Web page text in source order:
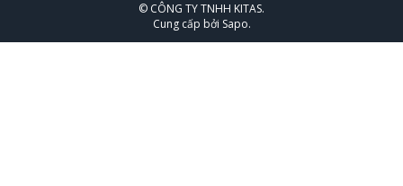
© CÔNG TY TNHH KITAS.
Cung cấp bởi Sapo.